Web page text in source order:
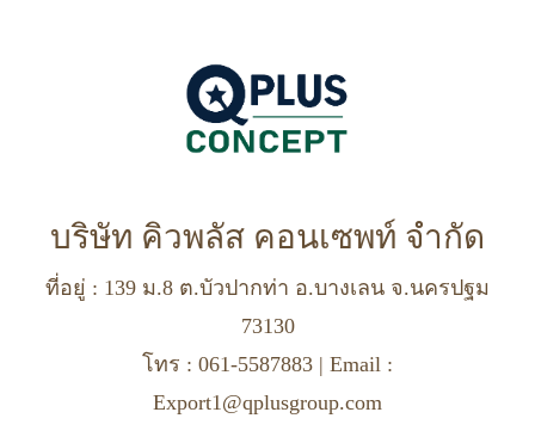
บริษัท คิวพลัส คอนเซพท์ จำกัด
ที่อยู่ : 139 ม.8 ต.บัวปากท่า อ.บางเลน จ.นครปฐม
73130
โทร : 061-5587883 | Email :
Export1@qplusgroup.com